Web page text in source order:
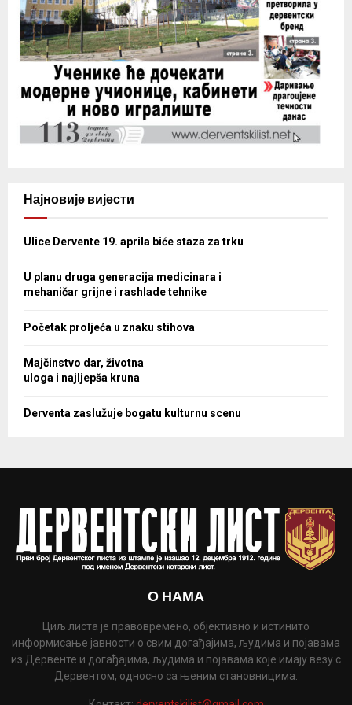
Најновије вијести
Ulice Dervente 19. aprila biće staza za trku
U planu druga generacija medicinara i
mehaničar grijne i rashlade tehnike
Početak proljeća u znaku stihova
Majčinstvo dar, životna
uloga i najljepša kruna
Derventa zaslužuje bogatu kulturnu scenu
О НАМА
Циљ листа је правовремено, објективно и истинито
информисање јавности о свим догађајима, људима и појавама
из Дервенте и догађајима, људима и појавама које имају везу с
Дервентом, односно са њеним становницима.